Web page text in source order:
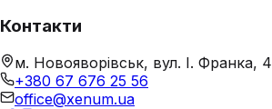
Контакти
м. Новояворівськ, вул. І. Франка, 4
+380 67 676 25 56
office@xenum.ua